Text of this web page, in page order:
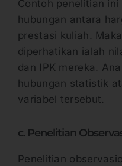
Contoh penelitian
hubungan antara
prestasi kuliah.
diperhatikan ialah
dan IPK mereka.
hubungan statistik
variabel tersebut.
c. Penelitian
Penelitian